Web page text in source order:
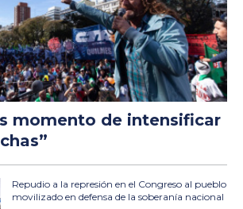
momento de intensificar
Repudio a la represión en el Congreso al pueblo
movilizado en defensa de la soberanía nacional